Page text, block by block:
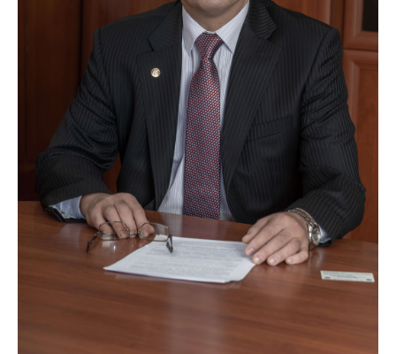
Річні звіти НАН України
Річні фінансові звіти НАН України
Наукові публікації та видавнича діяльність
Охорона прав інтелектуальної власності та
трансфер технологій в наукових установах
Наукові об'єкти, що становлять національне
надбання
Центри колективного користування
науковими приладами НАН України
Оцінювання ефективності діяльності
наукових установ
Конкурси наукових досліджень НАН України
Відкрита наука в НАН України